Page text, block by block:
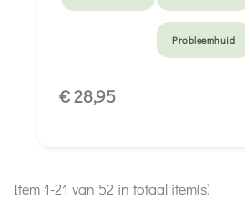
Probleemhuid
€ 28,95
Item 1-21 van 52 in totaal item(s)